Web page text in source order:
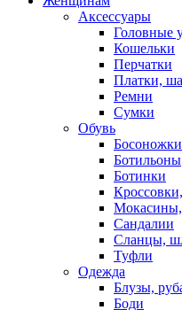
Аксессуары
Головные
Кошельки
Перчатки
Платки,
Ремни
Сумки
Обувь
Босоножки
Ботильоны
Ботинки
Мокасины,
Сандалии
Сланцы,
Туфли
Одежда
Блузы,
Боди